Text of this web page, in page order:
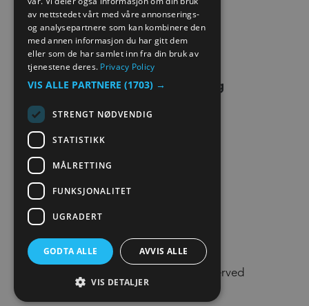
KONTAKT OSS
© Visit Lillehammer 2026. All Rights Reserved
GERMAN
av nettstedet vårt med våre annonserings-
og analysepartnere som kan kombinere den
med annen informasjon du har gitt dem
eller som de har samlet inn fra din bruk av
tjenestene deres. Privacy Policy
VIS ALLE PARTNERE (1703) →
STRENGT NØDVENDIG
STATISTIKK
MÅLRETTING
FUNKSJONALITET
UGRADERT
GODTA ALLE AVVIS ALLE
VIS DETALJER